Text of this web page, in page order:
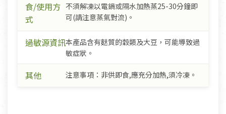
食/使用方
式
不須解凍以電鍋或隔水加熱蒸25-30分鐘即
可(請注意蒸氣對流)。
過敏源資訊本產品含有麩質的穀類及大豆，可能導致過
敏症狀。
其他 注意事項：非供即食,應充分加熱,須冷凍。